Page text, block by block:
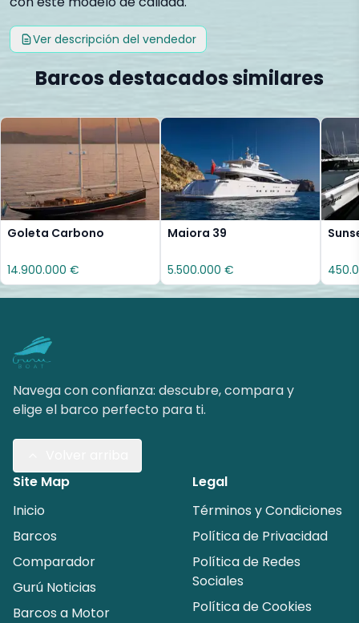
Ver descripción del vendedor
Barcos destacados similares
Goleta Carbono
14.900.000 €
Maiora 39
5.500.000 €
Navega con confianza: descubre, compara y
elige el barco perfecto para ti.
Site Map
Inicio
Barcos
Comparador
Gurú Noticias
Barcos a Motor
Legal
Términos y Condiciones
Política de Privacidad
Política de Redes
Sociales
Política de Cookies